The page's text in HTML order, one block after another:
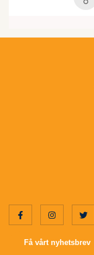
Få vårt nyhetsbrev